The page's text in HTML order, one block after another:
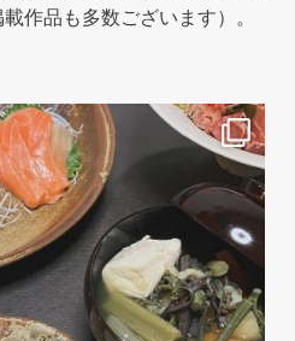
作品も多数ございます）。